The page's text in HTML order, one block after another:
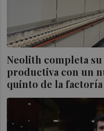
Neolith completa
productiva con un
quinto de la factoría